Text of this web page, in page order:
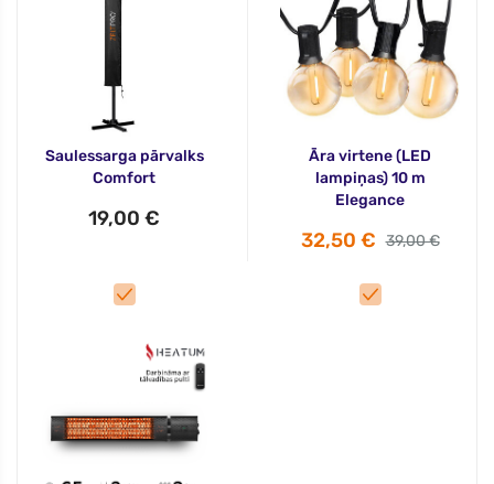
Saulessarga pārvalks
Comfort
19,00 €
Āra virtene (LED
lampiņas) 10 m
Elegance
32,50 € 39,00 €